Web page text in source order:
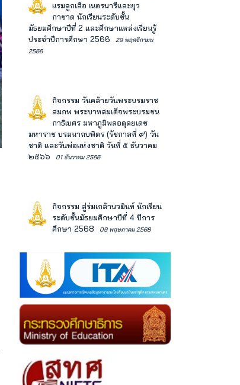
แรมลูกเสือ เนตรนารีและยุว
กาชาด นักเรียนระดับชั้น
มัธยมศึกษาปีที่ 2 และศึกษาแหล่งเรียนรู้
ประจำปีการศึกษา 2566
29 พฤศจิกายน
2566
กิจกรรม วันคล้ายวันพระบรมราช
สมภพ พระบาทสมเด็จพระบรมชน
กาธิเบศร มหาภูมิพลอดุลยเดช
มหาราช บรมนาถบพิตร (รัชกาลที่ ๙) วัน
ชาติ และวันพ่อแห่งชาติ วันที่ ๕ ธันวาคม
๒๕๖๖
01 ธันวาคม 2566
กิจกรรม สู่ร่มเกล้านวมินท์ นักเรียน
ระดับชั้นมัธยมศึกษาปีที่ 4 ปีการ
ศึกษา 2568
09 พฤษภาคม 2568